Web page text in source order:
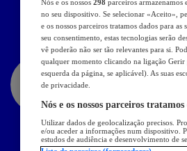
Nós e os nossos 298 parceiros armazenamos
no seu dispositivo. Se selecionar «Aceito»,
e os nossos parceiros tratamos dados para
seu consentimento, estas tecnologias serão
vê poderão não ser tão relevantes para si.
qualquer momento clicando na ligação
esquerda da página, se aplicável). As suas
de privacidade.
Nós e os nossos parceiros
Utilizar dados de geolocalização precisos.
e/ou aceder a informações num dispositivo.
estudos de audiência e desenvolvimento de